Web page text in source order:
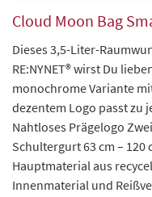
Cloud Moon Bag
Dieses 3,5-Liter-
RE:NYNET® wirst Du
monochrome Variante
dezentem Logo passt zu
Nahtloses Prägelogo
Schultergurt 63 cm – 120
Hauptmaterial aus
Innenmaterial und